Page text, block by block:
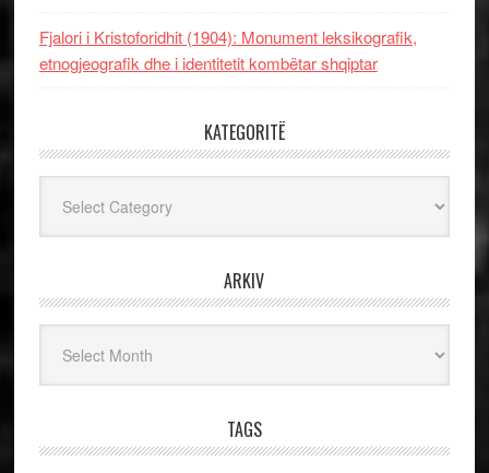
Fjalori i Kristoforidhit (1904): Monument leksikografik,
etnogjeografik dhe i identitetit kombëtar shqiptar
KATEGORITË
ARKIV
TAGS